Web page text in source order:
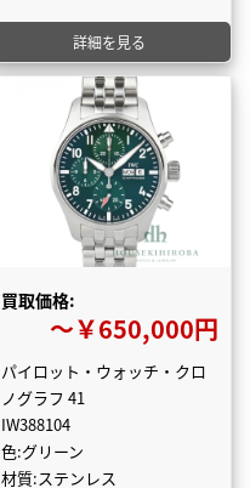
詳細を見る
買取価格:
〜￥650,000円
パイロット・ウォッチ・クロ
ノグラフ 41
IW388104
色:グリーン
材質:ステンレス